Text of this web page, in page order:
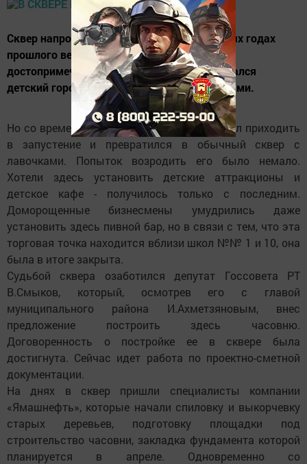
Сквер напротив школы №1 в восьмидесятых годах
прошлого века являлся городской
достопримечательностью - здесь располагался
детский городок со сказочными персонажами.
Но со временем он без должного ухода стал приходить
в запустение и превратился в обычный сквер с
лавочками. Попыток возродить его было немало.
Хотели здесь установить детские аттракционы и
детское кафе - получилось только с последним.
Доморощенные бизнесмены умудрились даже
установить здесь пивной бар, но в связи с тем, что эта
торговая точка находится вблизи школ №№ 1 и 10, она
была в итоге закрыта.
Судьбой сквера озаботился депутат Госсовета РТ
В.Смыков, который, осмотрев его с главой
муниципального района И.Ахметзяновым, внес
предложение построить здесь часовню.
Договоренность о постройке ее в сквере была
достигнута. Сейчас идет работа по проектно-сметной
документации.
На днях в сквер пришли специалисты компании
«Ямашнефть», которые начали спиловку и выкорчевку
старых деревьев, подготовку площадки под
строительство часовни, закладка фундамента которой
планируется в апреле. Одновременно со